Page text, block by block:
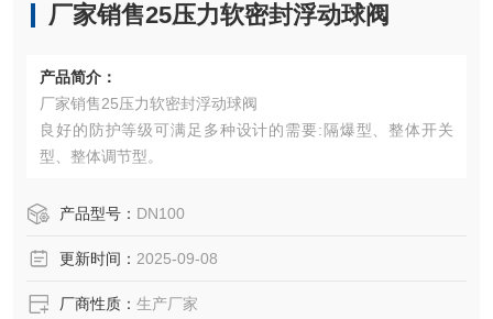
厂家销售25压力软密封浮动球阀
产品简介：
厂家销售25压力软密封浮动球阀
良好的防护等级可满足多种设计的需要:隔爆型、整体开关
型、整体调节型。
产品型号： DN100
更新时间： 2025-09-08
厂商性质： 生产厂家